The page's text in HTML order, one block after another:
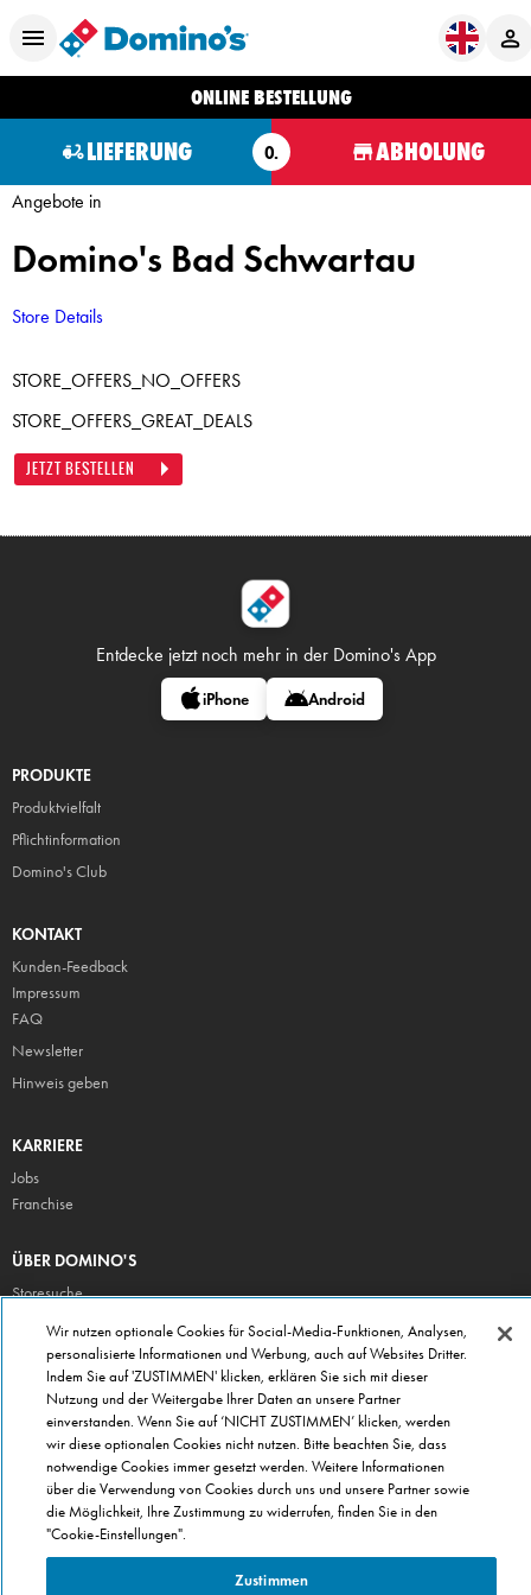
ONLINE BESTELLUNG
LIEFERUNG O. ABHOLUNG
Angebote in
Domino's Bad Schwartau
Store Details
STORE_OFFERS_NO_OFFERS
STORE_OFFERS_GREAT_DEALS
JETZT BESTELLEN
Entdecke jetzt noch mehr in der Domino's App
iPhone Android
PRODUKTE
Produktvielfalt
Pflichtinformation
Domino's Club
KONTAKT
Kunden-Feedback
Impressum
FAQ
Newsletter
Hinweis geben
KARRIERE
Jobs
Franchise
ÜBER DOMINO'S
Storesuche
Presse
Domino's App
Unternehmen
Geschenkgutscheine
Cookie Einstellungen
Datenschutz
Allgemeine Geschäftsbedingungen
Wir nutzen optionale Cookies für Social-Media-Funktionen, Analysen,
personalisierte Informationen und Werbung, auch auf Websites Dritter.
Indem Sie auf 'ZUSTIMMEN' klicken, erklären Sie sich mit dieser
Nutzung und der Weitergabe Ihrer Daten an unsere Partner
einverstanden. Wenn Sie auf ‘NICHT ZUSTIMMEN’ klicken, werden
wir diese optionalen Cookies nicht nutzen. Bitte beachten Sie, dass
notwendige Cookies immer gesetzt werden. Weitere Informationen
über die Verwendung von Cookies durch uns und unsere Partner sowie
die Möglichkeit, Ihre Zustimmung zu widerrufen, finden Sie in den
"Cookie-Einstellungen".
Zustimmen